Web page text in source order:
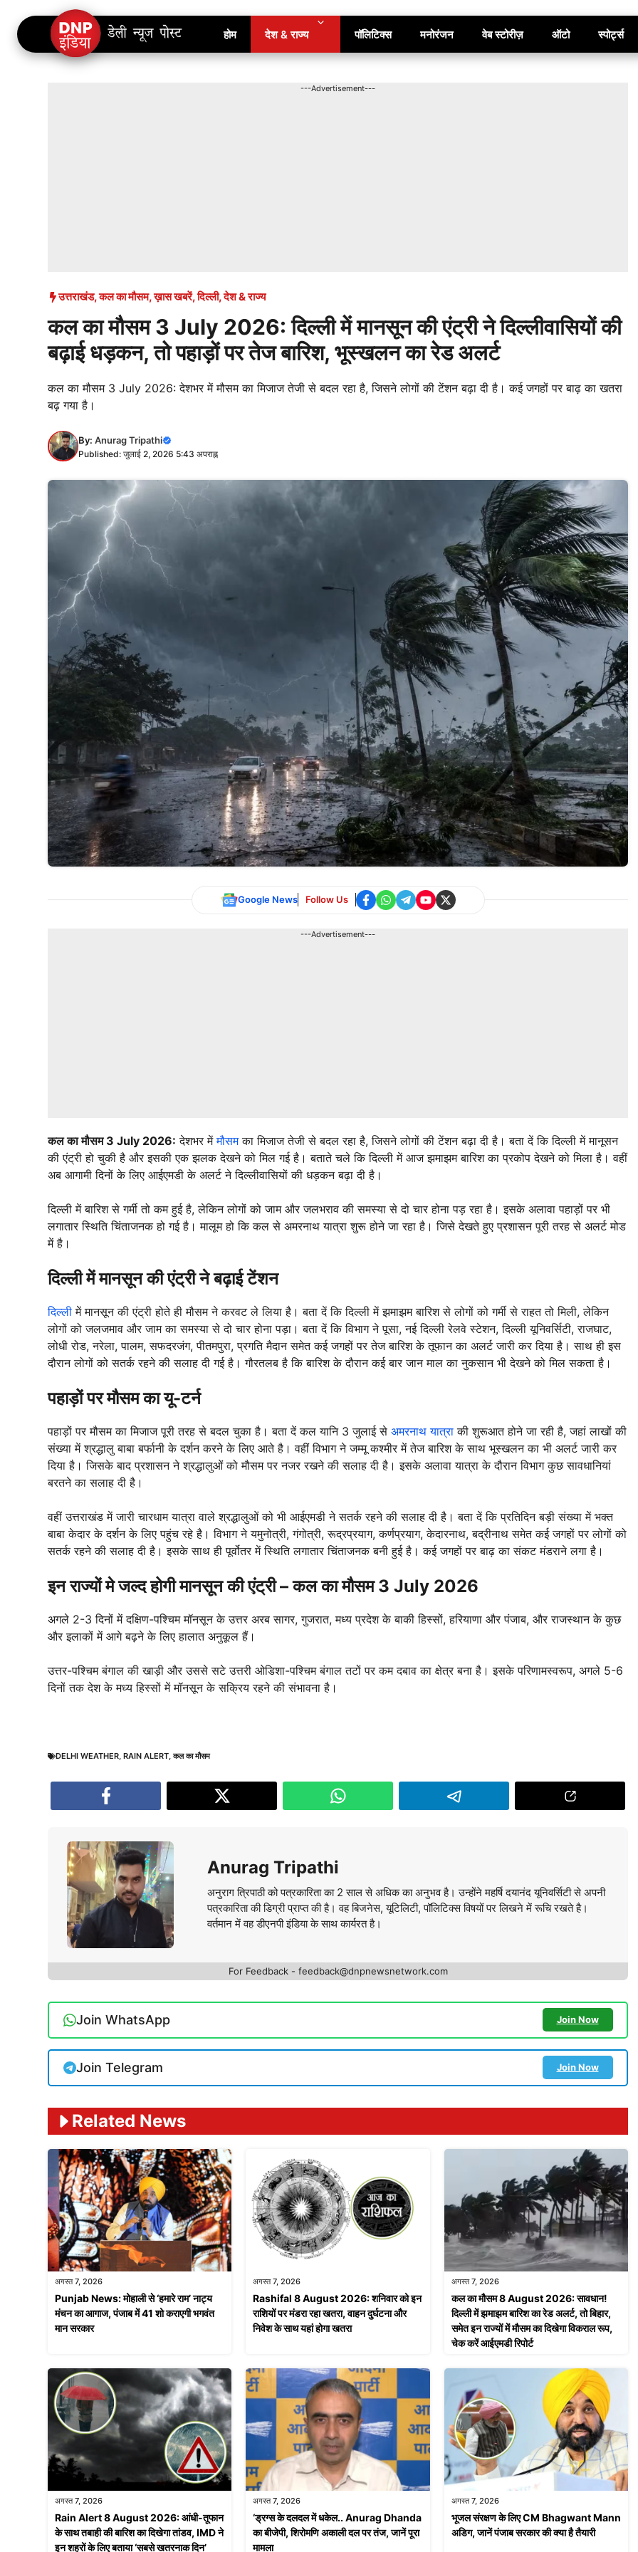
Skip
content
होम देश & राज्य पॉलिटिक्स मनोरंजन वेब स्टोरीज़ ऑटो स्पोर्ट्स
---Advertisement---
उत्तराखंड,कल का मौसम,ख़ास खबरें,दिल्ली,देश & राज्य
कल का मौसम 3 July 2026: दिल्ली में मानसून की एंट्री ने दिल्लीवासियों की
बढ़ाई धड़कन, तो पहाड़ों पर तेज बारिश, भूस्खलन का रेड अलर्ट
कल का मौसम 3 July 2026: देशभर में मौसम का मिजाज तेजी से बदल रहा है, जिसने लोगों की टेंशन बढ़ा दी है। कई जगहों पर बाढ़ का खतरा
बढ़ गया है।
By: Anurag Tripathi
Published: जुलाई 2, 2026 5:43 अपराह्न
Google News Follow Us
---Advertisement---
कल का मौसम 3 July 2026: देशभर मेंमौसमका मिजाज तेजी से बदल रहा है, जिसने लोगों की टेंशन बढ़ा दी है। बता दें कि दिल्ली में मानूसन
की एंट्री हो चुकी है और इसकी एक झलक देखने को मिल गई है। बताते चले कि दिल्ली में आज झमाझम बारिश का प्रकोप देखने को मिला है। वहीं
अब आगामी दिनों के लिए आईएमडी के अलर्ट ने दिल्लीवासियों की धड़कन बढ़ा दी है।
दिल्ली में बारिश से गर्मी तो कम हुई है, लेकिन लोगों को जाम और जलभराव की समस्या से दो चार होना पड़ रहा है। इसके अलावा पहाड़ों पर भी
लगातार स्थिति चिंताजनक हो गई है। मालूम हो कि कल से अमरनाथ यात्रा शुरू होने जा रहा है। जिसे देखते हुए प्रशासन पूरी तरह से अलर्ट मोड
में है।
दिल्ली में मानसून की एंट्री ने बढ़ाई टेंशन
दिल्ली में मानसून की एंट्री होते ही मौसम ने करवट ले लिया है। बता दें कि दिल्ली में झमाझम बारिश से लोगों को गर्मी से राहत तो मिली, लेकिन
लोगों को जलजमाव और जाम का समस्या से दो चार होना पड़ा। बता दें कि विभाग ने पूसा, नई दिल्ली रेलवे स्टेशन, दिल्ली यूनिवर्सिटी, राजघाट,
लोधी रोड, नरेला, पालम, सफदरजंग, पीतमपुरा, प्रगति मैदान समेत कई जगहों पर तेज बारिश के तूफान का अलर्ट जारी कर दिया है। साथ ही इस
दौरान लोगों को सतर्क रहने की सलाह दी गई है। गौरतलब है कि बारिश के दौरान कई बार जान माल का नुकसान भी देखने को मिल सकता है।
पहाड़ों पर मौसम का यू-टर्न
पहाड़ों पर मौसम का मिजाज पूरी तरह से बदल चुका है। बता दें कल यानि 3 जुलाई से अमरनाथ यात्रा की शुरूआत होने जा रही है, जहां लाखों की
संख्या में श्रद्धालु बाबा बर्फानी के दर्शन करने के लिए आते है। वहीं विभाग ने जम्मू कश्मीर में तेज बारिश के साथ भूस्खलन का भी अलर्ट जारी कर
दिया है। जिसके बाद प्रशासन ने श्रद्धालुओं को मौसम पर नजर रखने की सलाह दी है। इसके अलावा यात्रा के दौरान विभाग कुछ सावधानियां
बरतने का सलाह दी है।
वहीं उत्तराखंड में जारी चारधाम यात्रा वाले श्रद्धालुओं को भी आईएमडी ने सतर्क रहने की सलाह दी है। बता दें कि प्रतिदिन बड़ी संख्या में भक्त
बाबा केदार के दर्शन के लिए पहुंच रहे है। विभाग ने यमुनोत्री, गंगोत्री, रूद्रप्रयाग, कर्णप्रयाग, केदारनाथ, बद्रीनाथ समेत कई जगहों पर लोगों को
सतर्क रहने की सलाह दी है। इसके साथ ही पूर्वोतर में स्थिति लगातार चिंताजनक बनी हुई है। कई जगहों पर बाढ़ का संकट मंडराने लगा है।
इन राज्यों मे जल्द होगी मानसून की एंट्री – कल का मौसम 3 July 2026
अगले 2-3 दिनों में दक्षिण-पश्चिम मॉनसून के उत्तर अरब सागर, गुजरात, मध्य प्रदेश के बाकी हिस्सों, हरियाणा और पंजाब, और राजस्थान के कुछ
और इलाकों में आगे बढ़ने के लिए हालात अनुकूल हैं।
उत्तर-पश्चिम बंगाल की खाड़ी और उससे सटे उत्तरी ओडिशा-पश्चिम बंगाल तटों पर कम दबाव का क्षेत्र बना है। इसके परिणामस्वरूप, अगले 5-6
दिनों तक देश के मध्य हिस्सों में मॉनसून के सक्रिय रहने की संभावना है।
DELHI WEATHER, RAIN ALERT,कल का मौसम
Anurag Tripathi
अनुराग त्रिपाठी को पत्रकारिता का 2 साल से अधिक का अनुभव है। उन्होंने महर्षि दयानंद यूनिवर्सिटी से अपनी
पत्रकारिता की डिग्री प्राप्त की है। वह बिजनेस, यूटिलिटी, पॉलिटिक्स विषयों पर लिखने में रूचि रखते है।
वर्तमान में वह डीएनपी इंडिया के साथ कार्यरत है।
For Feedback - feedback@dnpnewsnetwork.com
Join WhatsApp Join Now
Join Telegram Join Now
Related News
अगस्त 7, 2026
Punjab News: मोहाली से ‘हमारे राम’ नाट्य
मंचन का आगाज, पंजाब में 41 शो कराएगी भगवंत
मान सरकार
अगस्त 7, 2026
Rashifal 8 August 2026: शनिवार को इन
राशियों पर मंडरा रहा खतरा, वाहन दुर्घटना और
निवेश के साथ यहां होगा खतरा
अगस्त 7, 2026
कल का मौसम 8 August 2026: सावधान!
दिल्ली में झमाझम बारिश का रेड अलर्ट, तो बिहार,
समेत इन राज्यों में मौसम का दिखेगा विकराल रूप,
चेक करें आईएमडी रिपोर्ट
अगस्त 7, 2026
Rain Alert 8 August 2026: आंधी-तूफान
के साथ तबाही की बारिश का दिखेगा तांडव, IMD ने
इन शहरों के लिए बताया ‘सबसे खतरनाक दिन’
अगस्त 7, 2026
‘ड्रग्स के दलदल में धकेल.. Anurag Dhanda
का बीजेपी, शिरोमणि अकाली दल पर तंज, जानें पूरा
मामला
अगस्त 7, 2026
भूजल संरक्षण के लिए CM Bhagwant Mann
अडिग, जानें पंजाब सरकार की क्या है तैयारी